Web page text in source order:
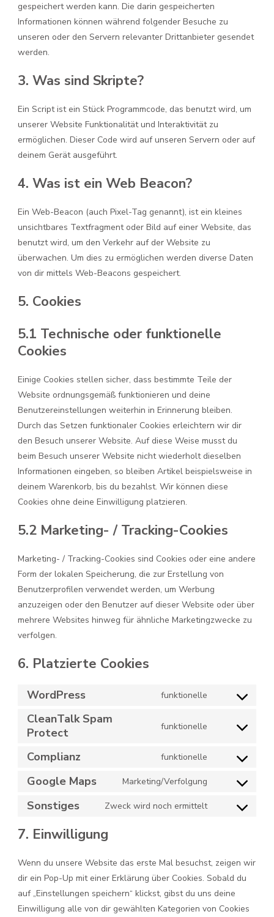
gespeichert werden kann. Die darin gespeicherten
Informationen können während folgender Besuche zu
unseren oder den Servern relevanter Drittanbieter gesendet
werden.
3. Was sind Skripte?
Ein Script ist ein Stück Programmcode, das benutzt wird, um
unserer Website Funktionalität und Interaktivität zu
ermöglichen. Dieser Code wird auf unseren Servern oder auf
deinem Gerät ausgeführt.
4. Was ist ein Web Beacon?
Ein Web-Beacon (auch Pixel-Tag genannt), ist ein kleines
unsichtbares Textfragment oder Bild auf einer Website, das
benutzt wird, um den Verkehr auf der Website zu
überwachen. Um dies zu ermöglichen werden diverse Daten
von dir mittels Web-Beacons gespeichert.
5. Cookies
5.1 Technische oder funktionelle
Cookies
Einige Cookies stellen sicher, dass bestimmte Teile der
Website ordnungsgemäß funktionieren und deine
Benutzereinstellungen weiterhin in Erinnerung bleiben.
Durch das Setzen funktionaler Cookies erleichtern wir dir
den Besuch unserer Website. Auf diese Weise musst du
beim Besuch unserer Website nicht wiederholt dieselben
Informationen eingeben, so bleiben Artikel beispielsweise in
deinem Warenkorb, bis du bezahlst. Wir können diese
Cookies ohne deine Einwilligung platzieren.
5.2 Marketing- / Tracking-Cookies
Marketing- / Tracking-Cookies sind Cookies oder eine andere
Form der lokalen Speicherung, die zur Erstellung von
Benutzerprofilen verwendet werden, um Werbung
anzuzeigen oder den Benutzer auf dieser Website oder über
mehrere Websites hinweg für ähnliche Marketingzwecke zu
verfolgen.
6. Platzierte Cookies
WordPress funktionelle
Consent
service
CleanTalk Spam
Protect
funktionelle
Consent
service
cleantalk-
protect
Complianz funktionelle
Consent
complianz
Google Maps Marketing/Verfolgung
Consent
Sonstiges Zweck wird noch ermittelt
Consent
sonstiges
7. Einwilligung
Wenn du unsere Website das erste Mal besuchst, zeigen wir
dir ein Pop-Up mit einer Erklärung über Cookies. Sobald du
auf „Einstellungen speichern“ klickst, gibst du uns deine
Einwilligung alle von dir gewählten Kategorien von Cookies